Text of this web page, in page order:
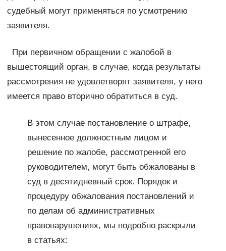
судебный могут применяться по усмотрению
заявителя.
При первичном обращении с жалобой в
вышестоящий орган, в случае, когда результаты
рассмотрения не удовлетворят заявителя, у него
имеется право вторично обратиться в суд.
В этом случае постановление о штрафе,
вынесенное должностным лицом и
решение по жалобе, рассмотренной его
руководителем, могут быть обжалованы в
суд в десятидневный срок. Порядок и
процедуру обжалования постановлений и
по делам об административных
правонарушениях, мы подробно раскрыли
в статьях: